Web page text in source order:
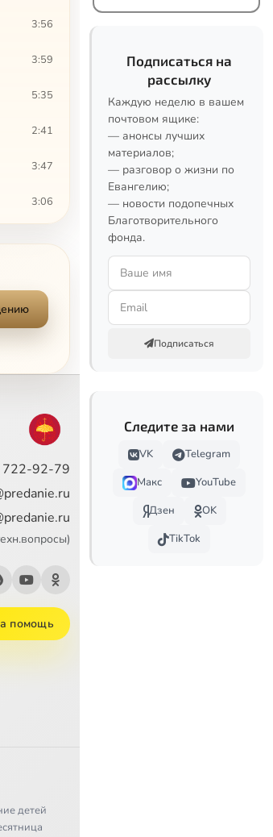
3:56
3:59
5:35
2:41
3:47
3:06
3:18
7:31
2:12
2:36
2:10
722-92-79
помощь
детей
Подписаться на
рассылку
Каждую неделю в вашем
почтовом ящике:
— анонсы лучших
материалов;
— разговор о жизни по
Евангелию;
— новости подопечных
Благотворительного
фонда.
Подписаться
Следите за нами
VK
Telegram
Макс
YouTube
Дзен
OK
TikTok